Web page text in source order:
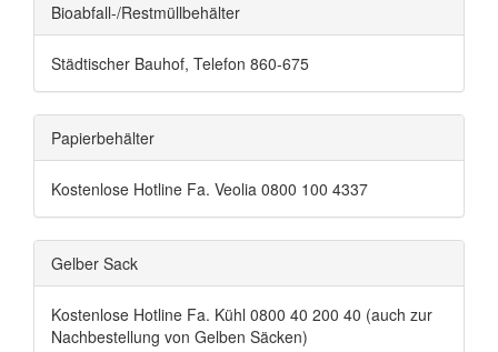
Bioabfall-/Restmüllbehälter
Städtischer Bauhof, Telefon 860-675
Papierbehälter
Kostenlose Hotline Fa. Veolia 0800 100 4337
Gelber Sack
Kostenlose Hotline Fa. Kühl 0800 40 200 40 (auch zur
Nachbestellung von Gelben Säcken)